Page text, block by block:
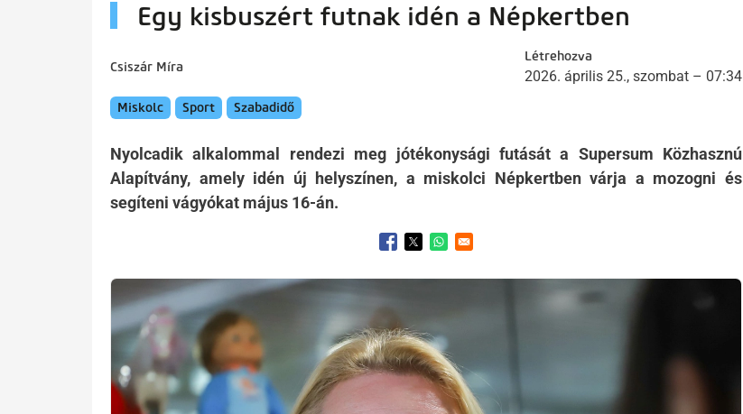
Egy kisbuszért futnak idén a Népkertben
Csiszár Míra
Létrehozva
2026. április 25., szombat – 07:34
Miskolc Sport Szabadidő
Nyolcadik alkalommal rendezi meg jótékonysági futását a Supersum Közhasznú
Alapítvány, amely idén új helyszínen, a miskolci Népkertben várja a mozogni és
segíteni vágyókat május 16-án.
Opens in a new window
Opens in a new window
Opens in a new window
Kép